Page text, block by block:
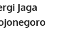
Jaga